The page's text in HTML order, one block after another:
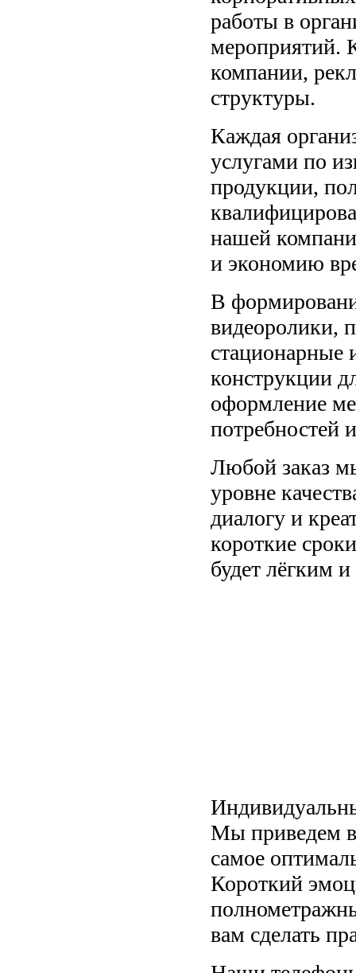
работы в
мероприятий.
компании,
структуры.
Каждая
услугами по
продукции,
нашей
и экономию
В
видеоролики,
конструкции
оформление
потребностей
Любой заказ
уровне
диалогу и
короткие
будет лёгким
Мы приведем
самое
Короткий
вам сделать